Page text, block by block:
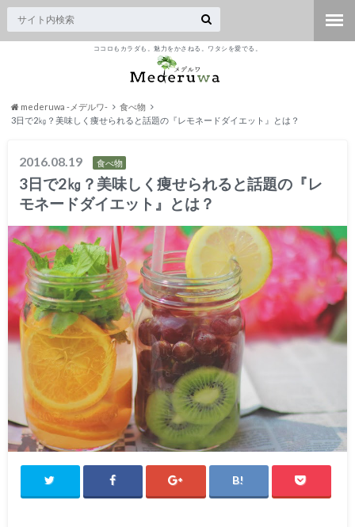
ココロもカラダも。魅力をかさねる。ワタシを愛でる。
mederuwa -メデルワ-
食べ物
3日で2㎏？美味しく痩せられると話題の『レモネードダイエット』とは？
2016.08.19 食べ物
3日で2㎏？美味しく痩せられると話題の『レ
モネードダイエット』とは？